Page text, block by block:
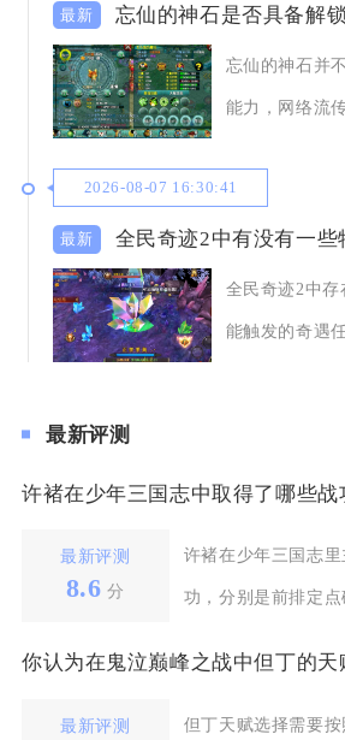
忘仙的神石是否具备解
忘仙的神石并
能力，网络流
2026-08-07 16:30:41
全民奇迹2中有没有一些特殊
全民奇迹2中
能触发的奇遇
最新评测
许褚在少年三国志中取得了哪些战
最新评测
8.6 分
许褚在少年三国志
功，分别是前排定点
最新评测 但丁天赋选择需要按